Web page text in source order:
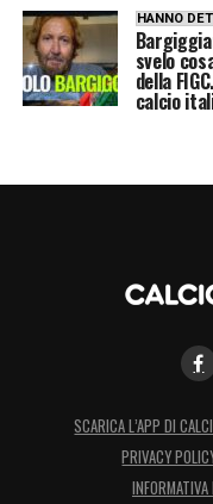
HANNO
svelo
della
calcio
SCARICA L’APP DI
PRIVACY